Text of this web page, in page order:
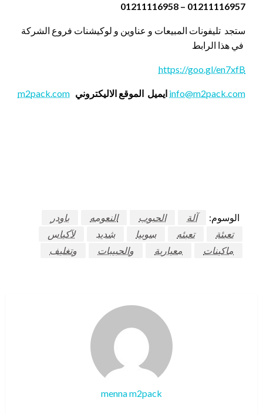
01211116957 – 01211116958
ستجد تليفونات المبيعات و عناوين و لوكيشنات فروع الشركة
في هذا الرابط
https://goo.gl/en7xfB
info@m2pack.com ايميل الموقع الاليكتروني m2pack.com
الوسوم: آلة الحبوب النعومه
باودر
تعبئة
تعبئه سوبيا شديد
لآكياس
ماكينات
معيارية والحبيبات وتغليف
menna m2pack